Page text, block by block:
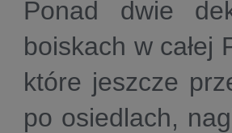
Ponad dwie
boiskach w całej
które jeszcze
po osiedlach,